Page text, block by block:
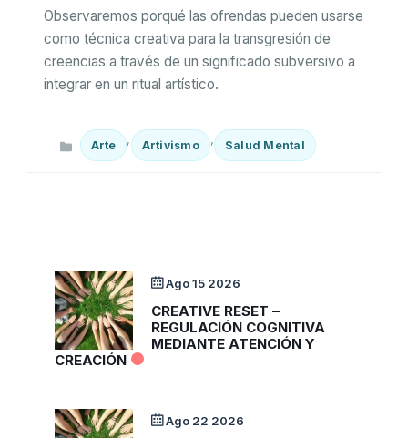
Observaremos porqué las ofrendas pueden usarse
como técnica creativa para la transgresión de
creencias a través de un significado subversivo a
integrar en un ritual artístico.
Categorías
Arte Artivismo , Salud Mental
Ago 15 2026
CREATIVE RESET –
REGULACIÓN COGNITIVA
MEDIANTE ATENCIÓN Y
CREACIÓN
Ago 22 2026